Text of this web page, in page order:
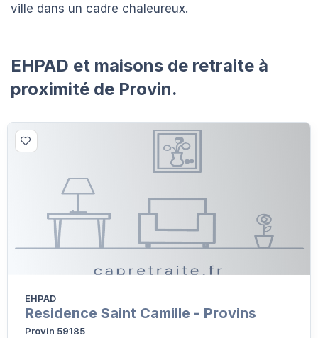
ville dans un cadre chaleureux.
EHPAD et maisons de retraite à
proximité de Provin.
EHPAD
Residence Saint Camille - Provins
Provin 59185